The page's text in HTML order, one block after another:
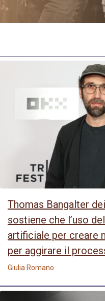
Thomas Bangalter
sostiene che l’uso
artificiale per creare
per aggirare il
Giulia Romano